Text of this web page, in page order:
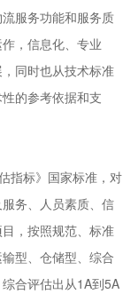
服务功能和服务质
，信息化、专业
同时也从技术标准
的参考依据和支
指标》国家标准，对
务、人员素质、信
，按照规范、标准
型、仓储型、综合
合评估出从1A到5A